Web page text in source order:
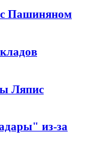
с Пашиняном
Ляпис
из-за